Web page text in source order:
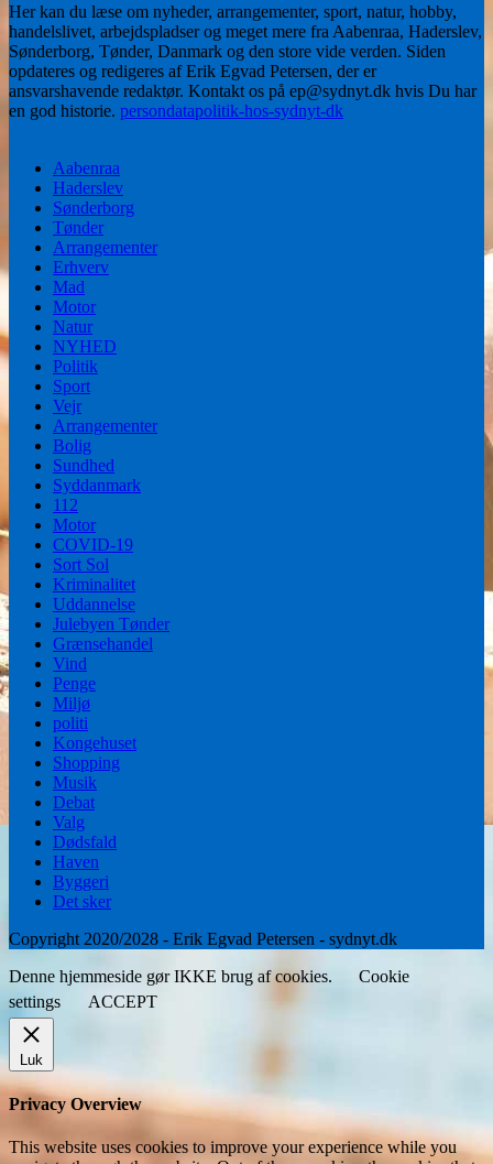
Her kan du læse om nyheder, arrangementer, sport, natur, hobby,
handelslivet, arbejdspladser og meget mere fra Aabenraa, Haderslev,
Sønderborg, Tønder, Danmark og den store vide verden. Siden
opdateres og redigeres af Erik Egvad Petersen, der er
ansvarshavende redaktør. Kontakt os på ep@sydnyt.dk hvis Du har
en god historie. persondatapolitik-hos-sydnyt-dk
Aabenraa
Haderslev
Sønderborg
Tønder
Arrangementer
Erhverv
Mad
Motor
Natur
NYHED
Politik
Sport
Vejr
Arrangementer
Bolig
Sundhed
Syddanmark
112
Motor
COVID-19
Sort Sol
Kriminalitet
Uddannelse
Julebyen Tønder
Grænsehandel
Vind
Penge
Miljø
politi
Kongehuset
Shopping
Musik
Debat
Valg
Dødsfald
Haven
Byggeri
Det sker
Copyright 2020/2028 - Erik Egvad Petersen - sydnyt.dk
Denne hjemmeside gør IKKE brug af cookies.
Cookie
settings
ACCEPT
Luk
Privacy Overview
This website uses cookies to improve your experience while you